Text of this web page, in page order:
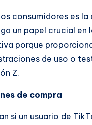
consumidores es
un papel crucial en
porque
de uso o
Z.
de compra
si un usuario de